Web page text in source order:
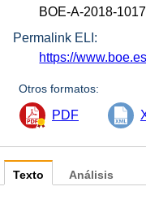
BOE-A-2018-
Permalink ELI:
https://
Otros formatos:
PDF
Texto Análisis